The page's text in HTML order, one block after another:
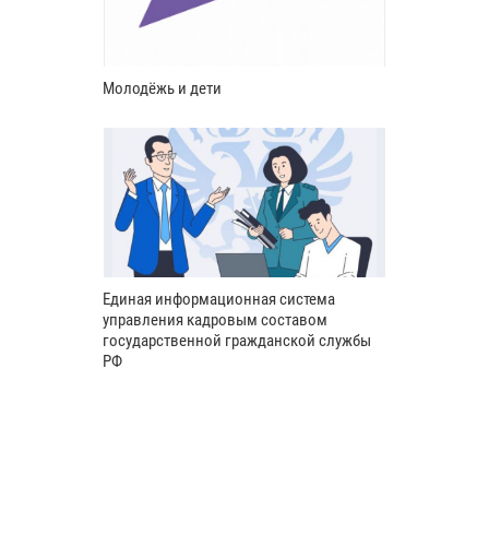
Молодёжь и дети
Единая информационная система
управления кадровым составом
государственной гражданской службы
РФ